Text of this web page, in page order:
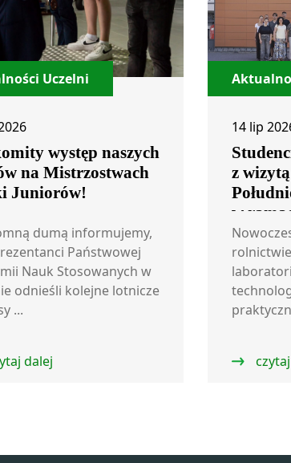
Uczelni
występ naszych
na Mistrzostwach
Juniorów!
dumą informujemy,
Państwowej
Nauk Stosowanych w
odnieśli kolejne lotnicze
...
dalej
14 lip
z
w